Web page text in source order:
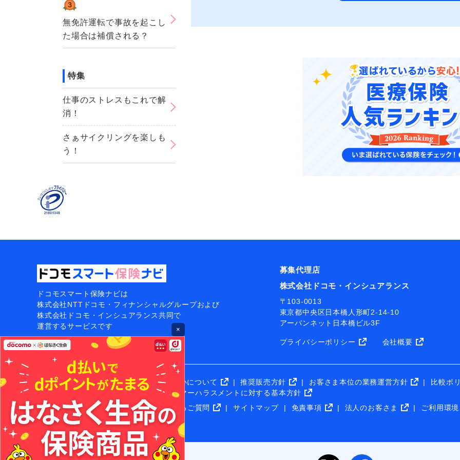
無免許運転で事故を起こし
た場合は補償される？
特集
仕事のストレスもこれで解
消！
さぁサイクリングを楽しも
う！
ドコモスマート保険ナビは
株式会社NTTドコモ・フィナンシャルグループおよび
株式会社ドコモ・インシュアランス共同で
運営するサービスです
募集代理店
株式会社ドコモ・インシュアランス
〒103-0013
東京都中央区日本橋人形町2-14-10
アーバンネット日本橋ビル3F
プライバシーポリシー 会社概要
規約・方針 勧誘方針・保険契約の取扱いについて 推奨販売方針 お客さま本位の業務運営方針
比較ポ
NTTドコモグループカスタマーハラスメントに対する基本方針
その他
お知らせ一覧 よくあるご質問 サイトマップ 免責事項 法人のお客さま ご利用環境
×